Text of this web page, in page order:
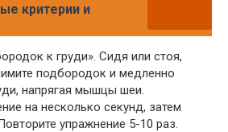
критерии и
к груди». Сидя или стоя,
подбородок и медленно
напрягая мышцы шеи.
на несколько секунд, затем
упражнение 5-10 раз.